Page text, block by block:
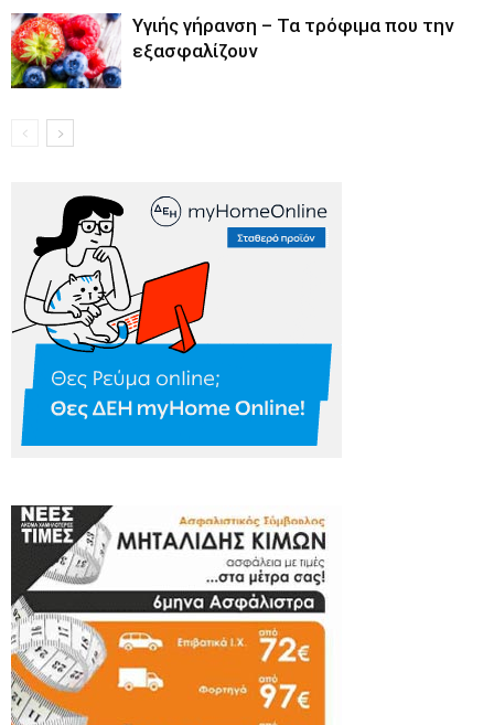
Υγιής γήρανση – Τα τρόφιμα που την
εξασφαλίζουν